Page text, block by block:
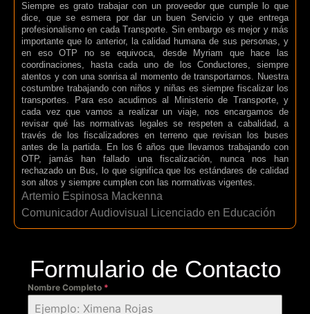
Siempre es grato trabajar con un proveedor que cumple lo que
dice, que se esmera por dar un buen Servicio y que entrega
profesionalismo en cada Transporte. Sin embargo es mejor y más
importante que lo anterior, la calidad humana de sus personas, y
en eso OTP no se equivoca, desde Myriam que hace las
coordinaciones, hasta cada uno de los Conductores, siempre
atentos y con una sonrisa al momento de transportarnos. Nuestra
costumbre trabajando con niños y niñas es siempre fiscalizar los
transportes. Para eso acudimos al Ministerio de Transporte, y
cada vez que vamos a realizar un viaje, nos encargamos de
revisar qué las normativas legales se respeten a cabalidad, a
través de los fiscalizadores en terreno que revisan los buses
antes de la partida. En los 6 años que llevamos trabajando con
OTP, jamás han fallado una fiscalización, nunca nos han
rechazado un Bus, lo que significa que los estándares de calidad
son altos y siempre cumplen con las normativas vigentes.
Artemio Espinosa Mackenna
Comunicador Audiovisual Licenciado en Educación
Formulario de Contacto
Nombre Completo *